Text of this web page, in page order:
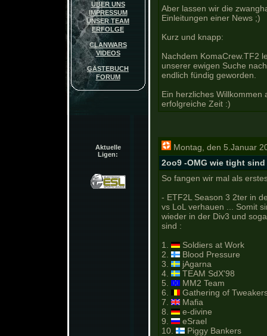
ÜBER UNS
IMPRESSUM
UNSER TEAM
ERFOLGE
CLANWARS
VIDEOS
GÄSTEBUCH
FORUM
Aktuelle
Ligen:
Aber lassen wir die
Einleitungen einer News ;)
Kurz und knapp:
Nachdem KomaCrew.TF2
unserer ewigen Suche
endlich fündig geworden.
Ein herzliches Willkommen
erfolgreiche Zeit :)
Montag, den 5.Januar
2oo9 -OMG wie tight
So fangen wir mal als
- ETF2L Season 3 2ter in
vs LoL verhauen ... Somit
wieder in der Div3 und
sind :
1.
Soldiers at Work
2.
Blood Pressure
3.
jAgarna
4.
TEAM SdX'98
5.
MM2 Team
6.
Gathering of
7.
Mafia
8.
e-divine
9.
eSrael
10.
Piggy Bankers